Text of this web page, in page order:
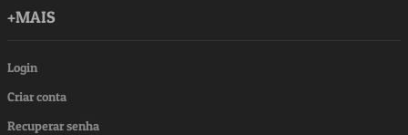
+MAIS
Login
Criar conta
Recuperar senha